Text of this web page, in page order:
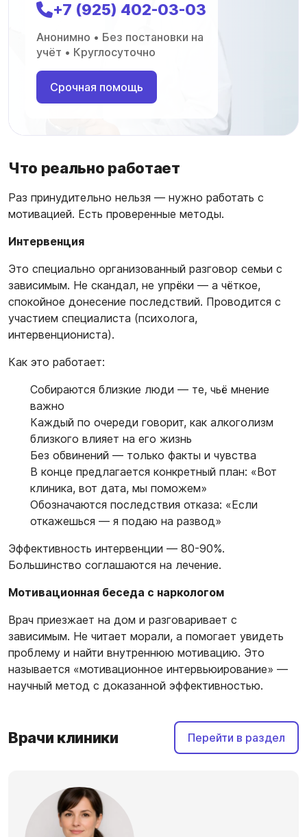
+7 (925) 402-03-03
Анонимно • Без постановки на
учёт • Круглосуточно
Срочная помощь
Что реально работает
Раз принудительно нельзя — нужно работать с
мотивацией. Есть проверенные методы.
Интервенция
Это специально организованный разговор семьи с
зависимым. Не скандал, не упрёки — а чёткое,
спокойное донесение последствий. Проводится с
участием специалиста (психолога,
интервенциониста).
Как это работает:
Собираются близкие люди — те, чьё мнение
важно
Каждый по очереди говорит, как алкоголизм
близкого влияет на его жизнь
Без обвинений — только факты и чувства
В конце предлагается конкретный план: «Вот
клиника, вот дата, мы поможем»
Обозначаются последствия отказа: «Если
откажешься — я подаю на развод»
Эффективность интервенции — 80-90%.
Большинство соглашаются на лечение.
Мотивационная беседа с наркологом
Врач приезжает на дом и разговаривает с
зависимым. Не читает морали, а помогает увидеть
проблему и найти внутреннюю мотивацию. Это
называется «мотивационное интервьюирование» —
научный метод с доказанной эффективностью.
Врачи клиники Перейти в раздел